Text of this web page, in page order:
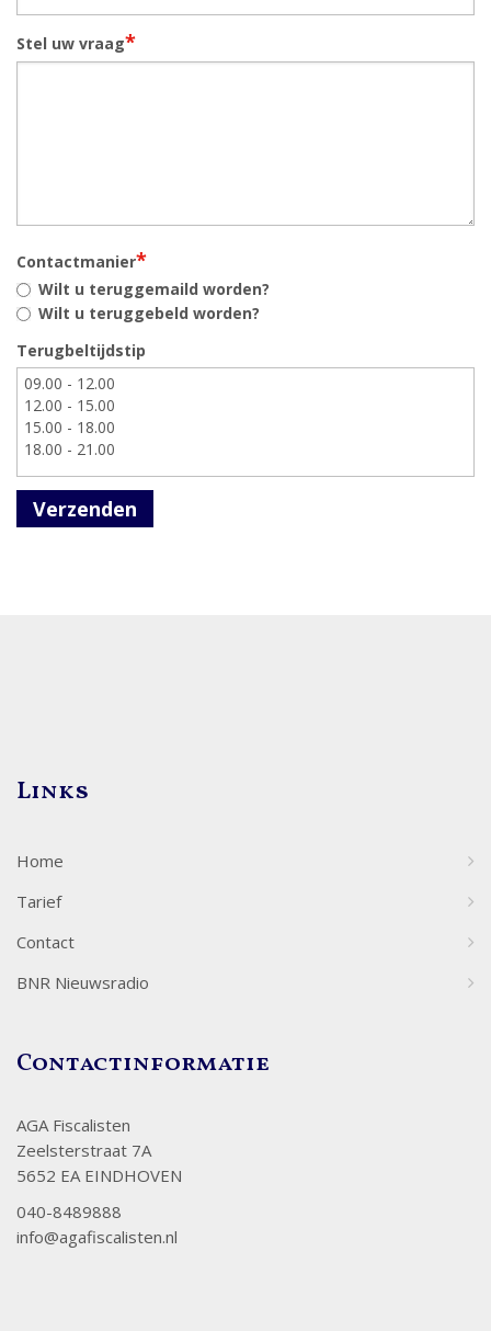
Stel uw vraag*
Contactmanier*
Wilt u teruggemaild worden?
Wilt u teruggebeld worden?
Terugbeltijdstip
Verzenden
Links
Home
Tarief
Contact
BNR Nieuwsradio
Contactinformatie
AGA Fiscalisten
Zeelsterstraat 7A
5652 EA EINDHOVEN
040-8489888
info@agafiscalisten.nl